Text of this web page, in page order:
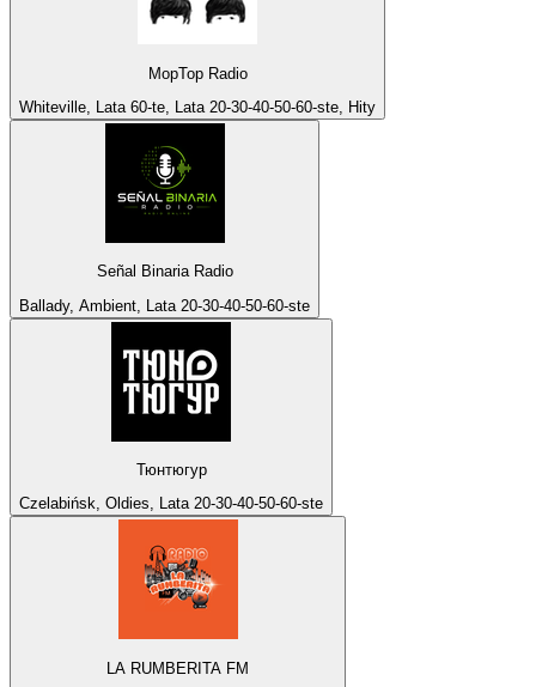
MopTop Radio
Whiteville, Lata 60-te, Lata 20-30-40-50-60-ste, Hity
Señal Binaria Radio
Ballady, Ambient, Lata 20-30-40-50-60-ste
Тюнтюгур
Czelabińsk, Oldies, Lata 20-30-40-50-60-ste
LA RUMBERITA FM